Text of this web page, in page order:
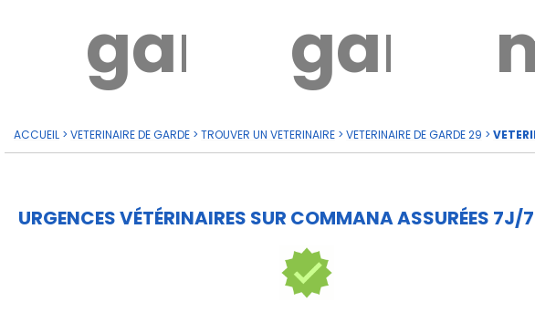
garde?garde
ACCUEIL > VETERINAIRE DE GARDE > TROUVER UN VETERINAIRE > VETERINAIRE DE GARDE 29 >
URGENCES VÉTÉRINAIRES SUR COMMANA ASSURÉES 7J/7